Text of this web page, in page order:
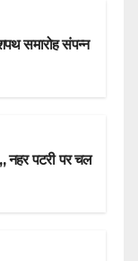
समारोह संपन्न
नहर पटरी पर चल